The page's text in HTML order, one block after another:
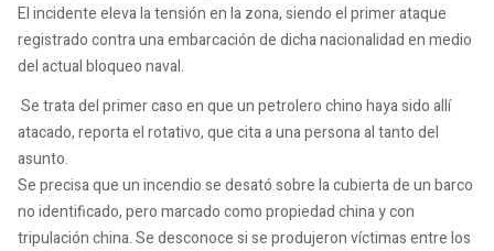
El incidente eleva la tensión en la zona, siendo el primer ataque
registrado contra una embarcación de dicha nacionalidad en medio
del actual bloqueo naval.
Se trata del primer caso en que un petrolero chino haya sido allí
atacado, reporta el rotativo, que cita a una persona al tanto del
asunto.
Se precisa que un incendio se desató sobre la cubierta de un barco
no identificado, pero marcado como propiedad china y con
tripulación china. Se desconoce si se produjeron víctimas entre los